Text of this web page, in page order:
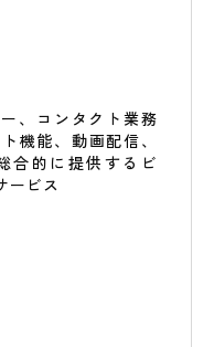
、コンタクト業務
機能、動画配信、
合的に提供するビ
ービス